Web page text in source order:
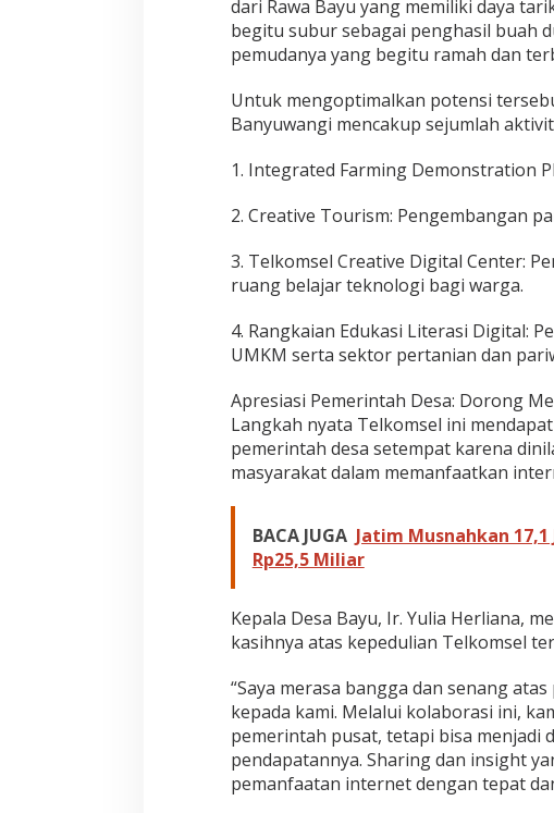
dari Rawa Bayu yang memiliki daya
begitu subur sebagai penghasil buah
pemudanya yang begitu ramah dan
Untuk mengoptimalkan potensi
Banyuwangi mencakup sejumlah
1. Integrated Farming Demonstration
2. Creative Tourism: Pengembangan
3. Telkomsel Creative Digital Center:
ruang belajar teknologi bagi warga.
4. Rangkaian Edukasi Literasi Digital:
UMKM serta sektor pertanian dan
Apresiasi Pemerintah Desa: Dorong
Langkah nyata Telkomsel ini
pemerintah desa setempat karena
masyarakat dalam memanfaatkan
BACA JUGA Jatim Musnahkan
Rp25,5 Miliar
Kepala Desa Bayu, Ir. Yulia Herliana,
kasihnya atas kepedulian Telkomsel
“Saya merasa bangga dan senang
kepada kami. Melalui kolaborasi ini,
pemerintah pusat, tetapi bisa menjadi
pendapatannya. Sharing dan insight
pemanfaatan internet dengan tepat